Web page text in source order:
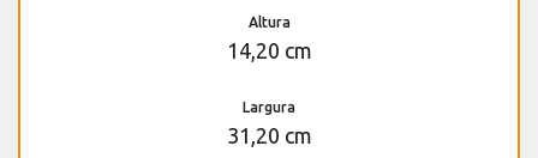
Altura
14,20 cm
Largura
31,20 cm